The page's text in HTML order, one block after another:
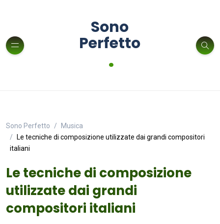
Sono
Perfetto
.
Sono Perfetto
Musica
Le tecniche di composizione utilizzate dai grandi compositori
italiani
Le tecniche di composizione
utilizzate dai grandi
compositori italiani